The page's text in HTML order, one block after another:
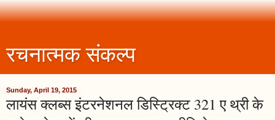
रचनात्मक संकल्प
Sunday, April 19, 2015
लायंस क्लब्स इंटरनेशनल डिस्ट्रिक्ट 321 ए थ्री के